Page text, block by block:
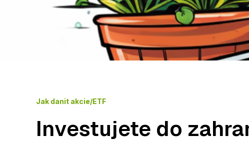
Jak danit akcie/ETF
Investujete do